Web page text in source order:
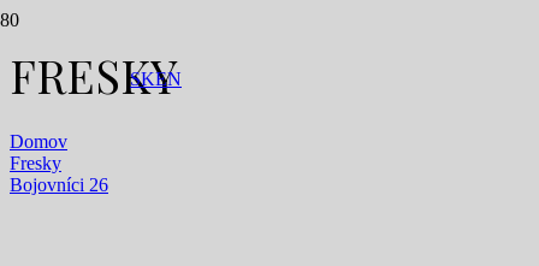
SKEN
FRESKY
Domov
Fresky
Bojovníci 26